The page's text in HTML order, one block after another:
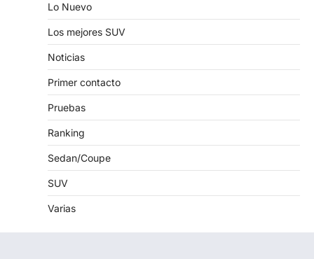
Lo Nuevo
Los mejores SUV
Noticias
Primer contacto
Pruebas
Ranking
Sedan/Coupe
SUV
Varias